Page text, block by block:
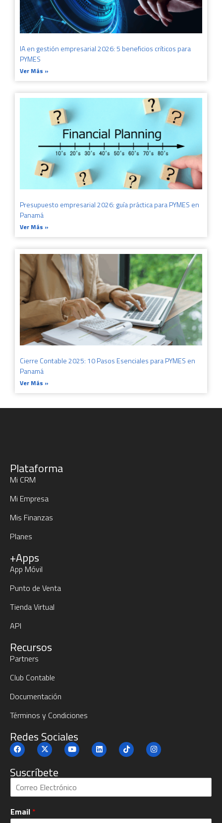
IA en gestión empresarial 2026: 5 beneficios críticos para
PYMES
Ver Más »
Presupuesto empresarial 2026: guía práctica para PYMES en
Panamá
Ver Más »
Cierre Contable 2025: 10 Pasos Esenciales para PYMES en
Panamá
Ver Más »
Plataforma
Mi CRM
Mi Empresa
Mis Finanzas
Planes
+Apps
App Móvil
Punto de Venta
Tienda Virtual
API
Recursos
Partners
Club Contable
Documentación
Términos y Condiciones
Redes Sociales
Suscríbete
S
c
Email *